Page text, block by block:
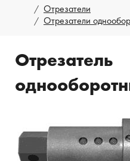
Отрезатели
Отрезатели
Отрезатель